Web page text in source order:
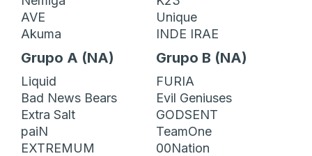
AVE
Unique
Akuma
INDE IRAE
Grupo A (NA) Grupo B (NA)
Liquid
FURIA
Bad News Bears
Evil Geniuses
Extra Salt
GODSENT
paiN
TeamOne
EXTREMUM
00Nation